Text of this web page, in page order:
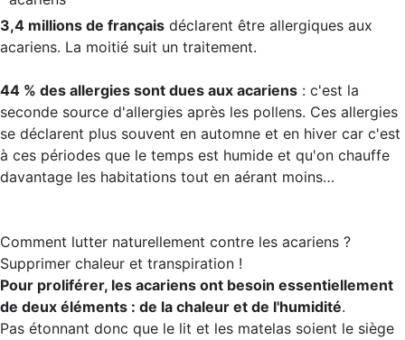
3,4 millions de français déclarent être allergiques aux
acariens. La moitié suit un traitement.
44 % des allergies sont dues aux acariens : c'est la
seconde source d'allergies après les pollens. Ces allergies
se déclarent plus souvent en automne et en hiver car c'est
à ces périodes que le temps est humide et qu'on chauffe
davantage les habitations tout en aérant moins…
Comment lutter naturellement contre les acariens ?
Supprimer chaleur et transpiration !
Pour proliférer, les acariens ont besoin essentiellement
de deux éléments : de la chaleur et de l'humidité.
Pas étonnant donc que le lit et les matelas soient le siège